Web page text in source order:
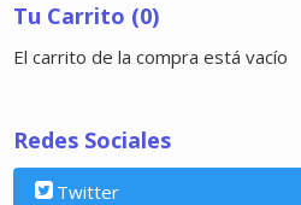
Tu Carrito (0)
El carrito de la compra está vacío
Redes Sociales
Twitter